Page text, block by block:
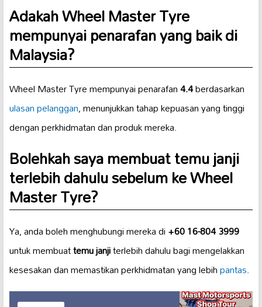
Adakah Wheel Master Tyre
mempunyai penarafan yang baik di
Malaysia?
Wheel Master Tyre mempunyai penarafan4.4berdasarkan
ulasan pelanggan, menunjukkan tahap kepuasan yang tinggi
dengan perkhidmatan dan produk mereka.
Bolehkah saya membuat temu janji
terlebih dahulu sebelum ke Wheel
Master Tyre?
Ya, anda boleh menghubungi mereka di+60 16-804 3999
untuk membuattemu janjiterlebih dahulu bagi mengelakkan
kesesakan dan memastikan perkhidmatan yang lebihpantas.